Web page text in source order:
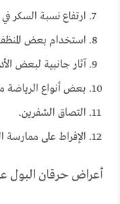
ارتفاع نسبة السكر
استخدام بعض
آثار جانبية لبعض
بعض أنواع الرياضة
التصاق الشفرين.
الإفراط على ممارسة
أعراض حرقان البول